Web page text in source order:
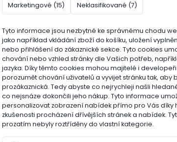
Marketingové (15) Neklasifikované (7)
Tyto informace jsou nezbytné ke správnému chodu
jako například vkládání zboží do košíku, uložení
nebo přihlášení do zákaznické sekce. Tyto cookies
chování nebo vzhled stránky dle Vašich potřeb,
jazyka. Díky těmto cookies mohou majitelé i
porozumět chování uživatelů a vyvijet stránku tak, aby
prozákaznická. Tedy abyste co nejrychleji našli
co nejsnáze dokončili jeho nákup. Tyto informace
personalizovat zobrazení nabídek přímo pro Vás díky
zkušenosti procházení dřívějších stránek a nabídek.
prozatím nebyly roztříděny do vlastní kategorie.
(Calibra) – 25 %
(Aktiv) – 60 %
si vyhrazuje právo na změnu poměru nebo dané
AGROje tradiční výrobce zahradních přípravků s
oblíbené u malospotřebitelů i profesionálů.
o výrobci: AGRO CS a.s., Říkov 265, 552 03